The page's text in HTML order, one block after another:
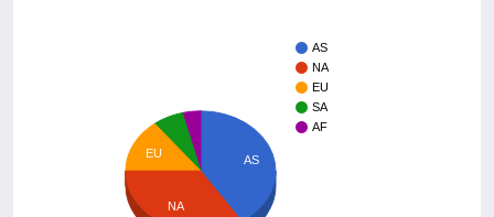
AS
NA
EU
SA
AF
AS
EU
NA